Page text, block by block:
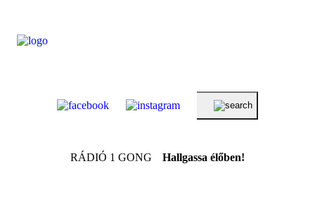
RÁDIÓ 1 GONG Hallgassa élőben!